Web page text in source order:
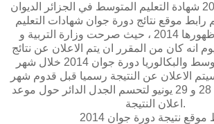
نتائج دورة جوان 2014 شهادة التعليم المتوسط في الجزائر الديوان
رابط موقع نتائج دورة جوان شهادات التعليم
المتوسط وموعد ظهورها 2014 ، حيث صرحت وزارة التربية و
انه كان من المقرر ان يتم الاعلان عن نتائج
شهادة التعليم المتوسط والبكالوريا دورة جوان 2014 خلال شهر
الاعلان عن النتيجة رسميا قبل قدوم شهر
رمضان خلال يومي 28 و 29 يونيو لتحسم الجدل الدائر حول موعد
اعلان النتيجة.
موقع نتيجة دورة جوان 2014